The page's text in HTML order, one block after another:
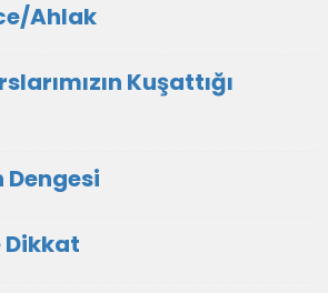
Ahlak
Kuşattığı
Dikkat